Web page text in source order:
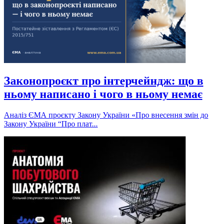
Законопроєкт про інтерчейндж: що в
ньому написано і чого в ньому немає
Аналіз ЄМА проєкту Закону України «Про внесення змін до
Закону України “Про плат...